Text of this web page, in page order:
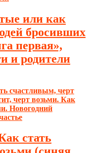
или как
бросивших
первая»,
и родители
стать